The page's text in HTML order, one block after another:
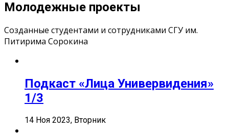
Молодежные проекты
Созданные студентами и сотрудниками СГУ им.
Питирима Сорокина
Подкаст «Лица Универвидения»
1/3
14 Ноя 2023, Вторник